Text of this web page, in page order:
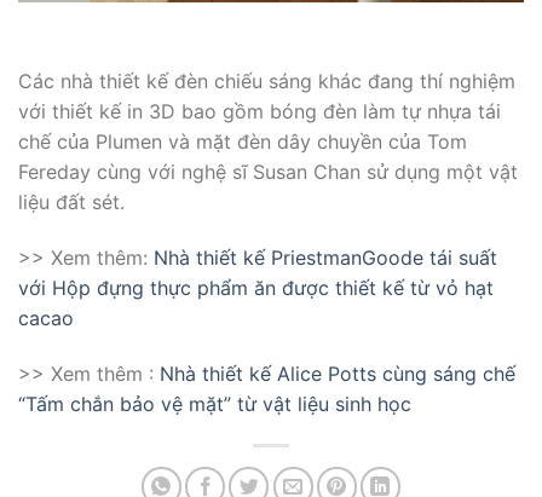
Các nhà thiết kế đèn chiếu sáng khác đang thí nghiệm
với thiết kế in 3D bao gồm bóng đèn làm tự nhựa tái
chế của Plumen và mặt đèn dây chuyền của Tom
Fereday cùng với nghệ sĩ Susan Chan sử dụng một vật
liệu đất sét.
>> Xem thêm: Nhà thiết kế PriestmanGoode tái suất
với Hộp đựng thực phẩm ăn được thiết kế từ vỏ hạt
cacao
>> Xem thêm : Nhà thiết kế Alice Potts cùng sáng chế
“Tấm chắn bảo vệ mặt” từ vật liệu sinh học